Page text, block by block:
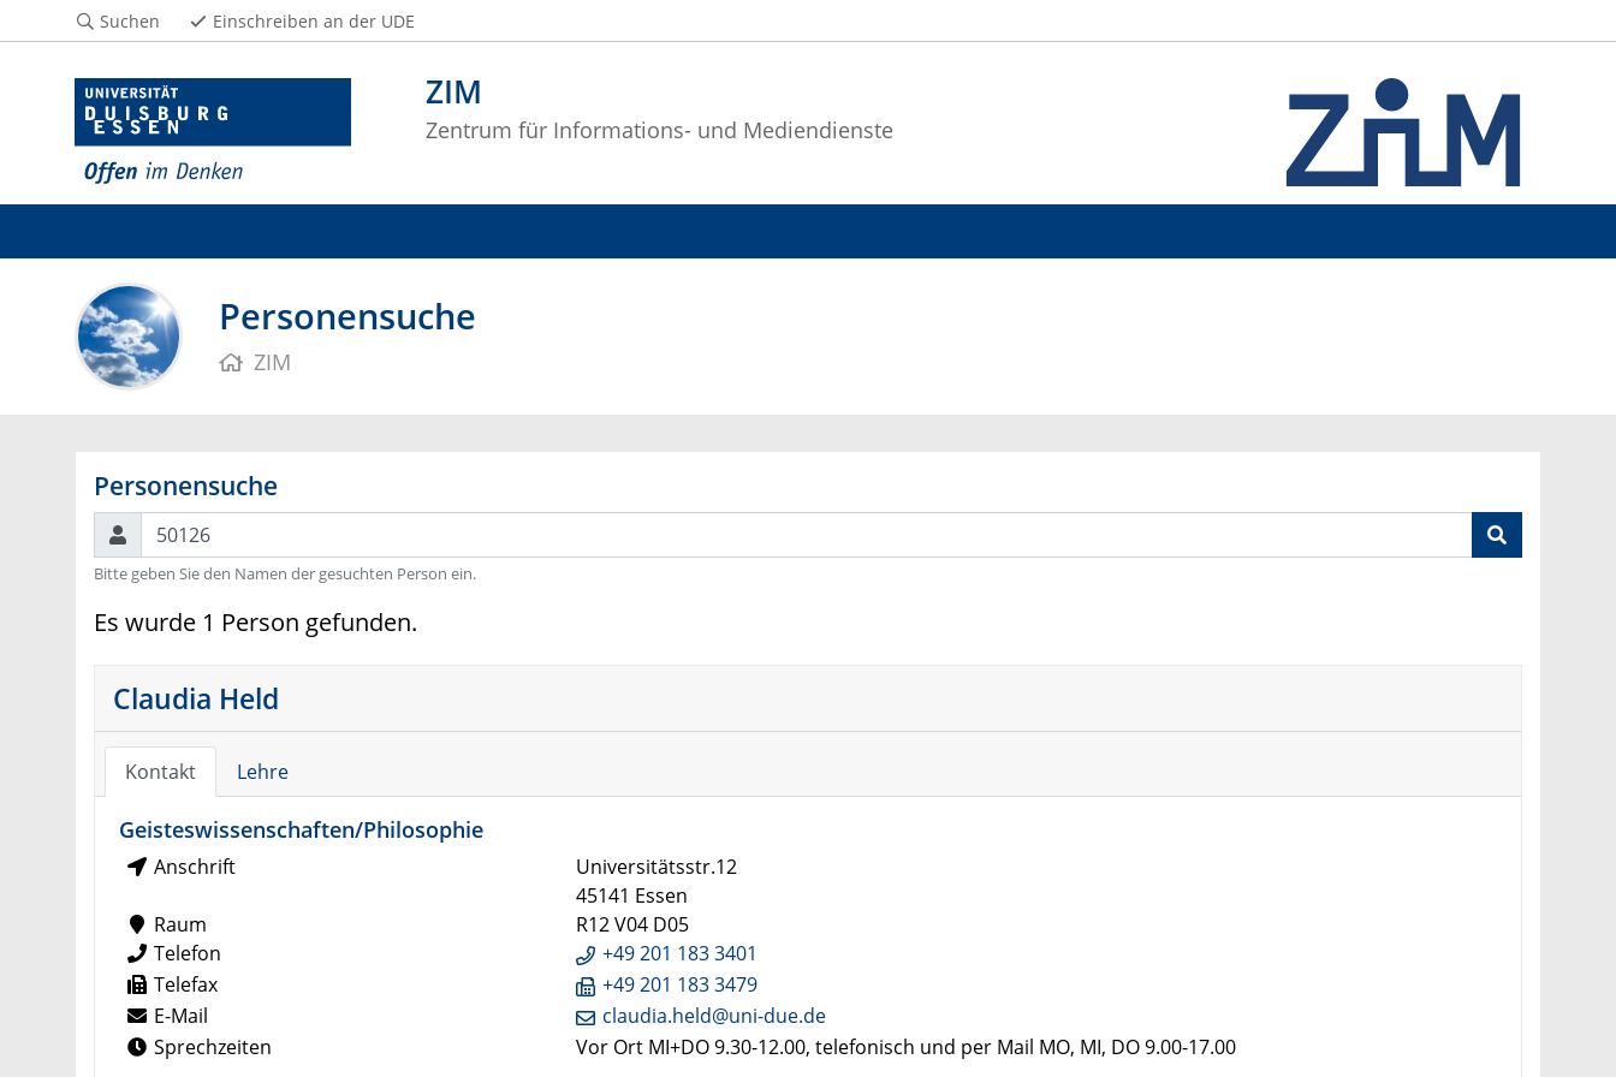
ZIM
Zentrum für Informations- und Mediendienste
Suchen Einschreiben an der UDE
Personensuche
ZIM
Personensuche
Suchen
Bitte geben Sie den Namen der gesuchten Person ein.
Es wurde 1 Person gefunden.
Claudia Held
Kontakt Lehre
Geisteswissenschaften/Philosophie
Anschrift
Universitätsstr.12
45141 Essen
Raum
R12 V04 D05
Telefon
+49 201 183 3401
Telefax
+49 201 183 3479
E-Mail
claudia.held@uni-due.de
Sprechzeiten
Vor Ort MI+DO 9.30-12.00, telefonisch und per Mail MO, MI, DO 9.00-17.00